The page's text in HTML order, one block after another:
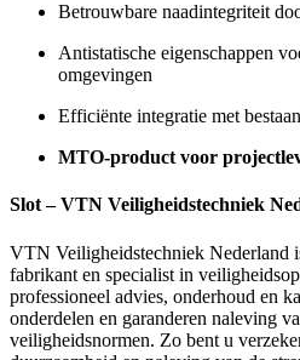
Betrouwbare naadintegriteit
Antistatische eigenschappen
omgevingen
Efficiënte integratie met
MTO-product voor
Slot – VTN Veiligheidstechniek
VTN Veiligheidstechniek Nederland
fabrikant en specialist in
professioneel advies, onderhoud en
onderdelen en garanderen naleving
veiligheidsnormen. Zo bent u